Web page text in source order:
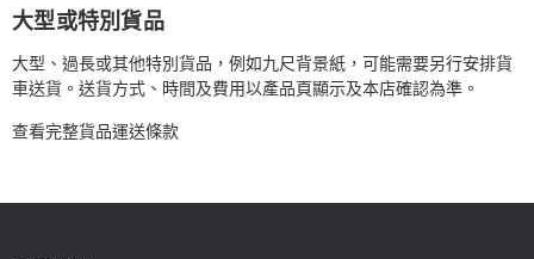
大型或特別貨品
大型、過長或其他特別貨品，例如九尺背景紙，可能需要另行安排貨
車送貨。送貨方式、時間及費用以產品頁顯示及本店確認為準。
查看完整貨品運送條款